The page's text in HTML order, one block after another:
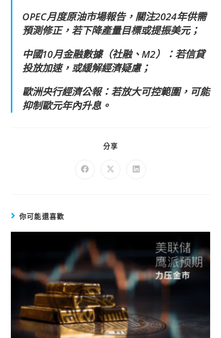
OPEC月度原油市場報告，關注2024年供需
預測修正，若下降產量目標或提振美元；
中國10月金融數據（社融、M2）：若信貸
投放加速，或緩解經濟疑慮；
歐洲央行經濟公報：若放大可控範圍，可能
抑制歐元年內升息。
分享
你可能還喜歡